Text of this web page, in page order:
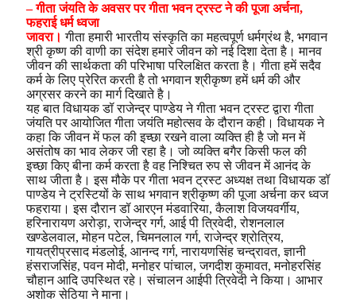
– गीता जंयति के अवसर पर गीता भवन ट्रस्ट ने की पूजा अर्चना,
फहराई धर्म ध्वजा
जावरा। गीता हमारी भारतीय संस्कृति का महत्वपूर्ण धर्मग्रंथ है, भगवान
श्री कृष्ण की वाणी का संदेश हमारे जीवन को नई दिशा देता है। मानव
जीवन की सार्थकता की परिभाषा परिलक्षित करता है। गीता हमें सदैव
कर्म के लिए प्रेरित करती है तो भगवान श्रीकृष्ण हमें धर्म की और
अग्रसर करने का मार्ग दिखाते है।
यह बात विधायक डॉ राजेन्द्र पाण्डेय ने गीता भवन ट्रस्ट द्वारा गीता
जंयति पर आयोजित गीता जयंति महोत्सव के दौरान कही। विधायक ने
कहा कि जीवन में फल की इच्छा रखने वाला व्यक्ति ही है जो मन में
असंतोष का भाव लेकर जी रहा है। जो व्यक्ति बगैर किसी फल की
इच्छा किए बीना कर्म करता है वह निश्चित रुप से जीवन में आनंद के
साथ जीता है। इस मौके पर गीता भवन ट्रस्ट अध्यक्ष तथा विधायक डॉ
पाण्डेय ने ट्रस्टियों के साथ भगवान श्रीकृष्ण की पूजा अर्चना कर ध्वज
फहराया। इस दौरान डॉ आरएन मंडवारिया, कैलाश विजयवर्गीय,
हरिनारायण अरोड़ा, राजेन्द्र गर्ग, आई पी त्रिवेदी, रोशनलाल
खण्डेलवाल, मोहन पटेल, चिमनलाल गर्ग, राजेन्द्र श्रोत्रिय,
गायत्रीप्रसाद मंडलोई, आनन्द गर्ग, नारायणसिंह चन्द्रावत, ज्ञानी
हंसराजसिंह, पवन मोदी, मनोहर पांचाल, जगदीश कुमावत, मनोहरसिंह
चौहान आदि उपस्थित रहे। संचालन आईपी त्रिवेदी ने किया। आभार
अशोक सेठिया ने माना।